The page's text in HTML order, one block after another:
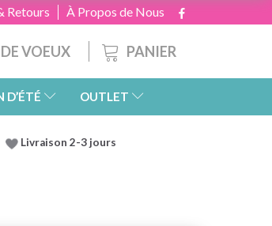
À Propos de Nous
Retours
PANIER
VOEUX
D’ÉTÉ OUTLET
Livraison 2-3 jours